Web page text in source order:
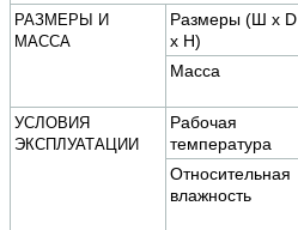
РАЗМЕРЫ И
МАССА
Размеры (Ш x D
x H)
Масса
УСЛОВИЯ
ЭКСПЛУАТАЦИИ
Рабочая
температура
Относительная
влажность